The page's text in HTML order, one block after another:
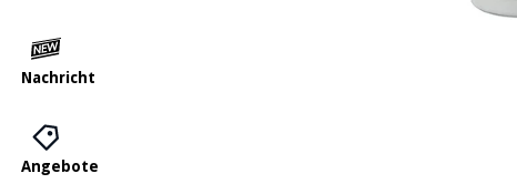
Nachricht
Angebote